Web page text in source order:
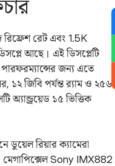
রেট এবং 1.5K
আছে। এই ডিসপ্লেটি
জন্য এতে
১২ জিবি পর্যন্ত র‌্যাম ও ২৫৬
অ্যান্ড্রয়েড ১৫ ভিত্তিক
রিয়ার ক্যামেরা
Sony IMX882